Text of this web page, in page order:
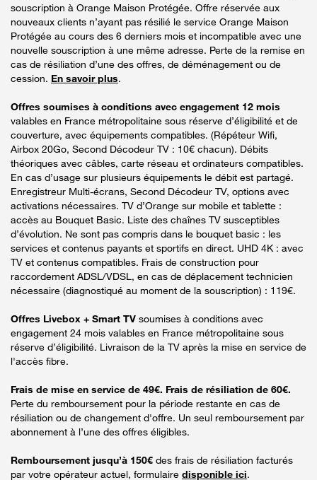
souscription à Orange Maison Protégée. Offre réservée aux
nouveaux clients n’ayant pas résilié le service Orange Maison
Protégée au cours des 6 derniers mois et incompatible avec une
nouvelle souscription à une même adresse. Perte de la remise en
cas de résiliation d’une des offres, de déménagement ou de
cession. En savoir plus.
Offres soumises à conditions avec engagement 12 mois
valables en France métropolitaine sous réserve d’éligibilité et de
couverture, avec équipements compatibles. (Répéteur Wifi,
Airbox 20Go, Second Décodeur TV : 10€ chacun). Débits
théoriques avec câbles, carte réseau et ordinateurs compatibles.
En cas d’usage sur plusieurs équipements le débit est partagé.
Enregistreur Multi-écrans, Second Décodeur TV, options avec
activations nécessaires. TV d’Orange sur mobile et tablette :
accès au Bouquet Basic. Liste des chaînes TV susceptibles
d’évolution. Ne sont pas compris dans le bouquet basic : les
services et contenus payants et sportifs en direct. UHD 4K : avec
TV et contenus compatibles. Frais de construction pour
raccordement ADSL/VDSL, en cas de déplacement technicien
nécessaire (diagnostiqué au moment de la souscription) : 119€.
Offres Livebox + Smart TV soumises à conditions avec
engagement 24 mois valables en France métropolitaine sous
réserve d’éligibilité. Livraison de la TV après la mise en service de
l'accès fibre.
Frais de mise en service de 49€. Frais de résiliation de 60€.
Perte du remboursement pour la période restante en cas de
résiliation ou de changement d'offre. Un seul remboursement par
abonnement à l’une des offres éligibles.
Remboursement jusqu’à 150€ des frais de résiliation facturés
par votre opérateur actuel, formulaire disponible ici.